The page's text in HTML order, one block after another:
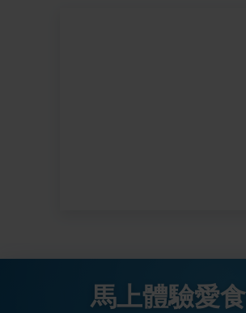
馬上體驗愛